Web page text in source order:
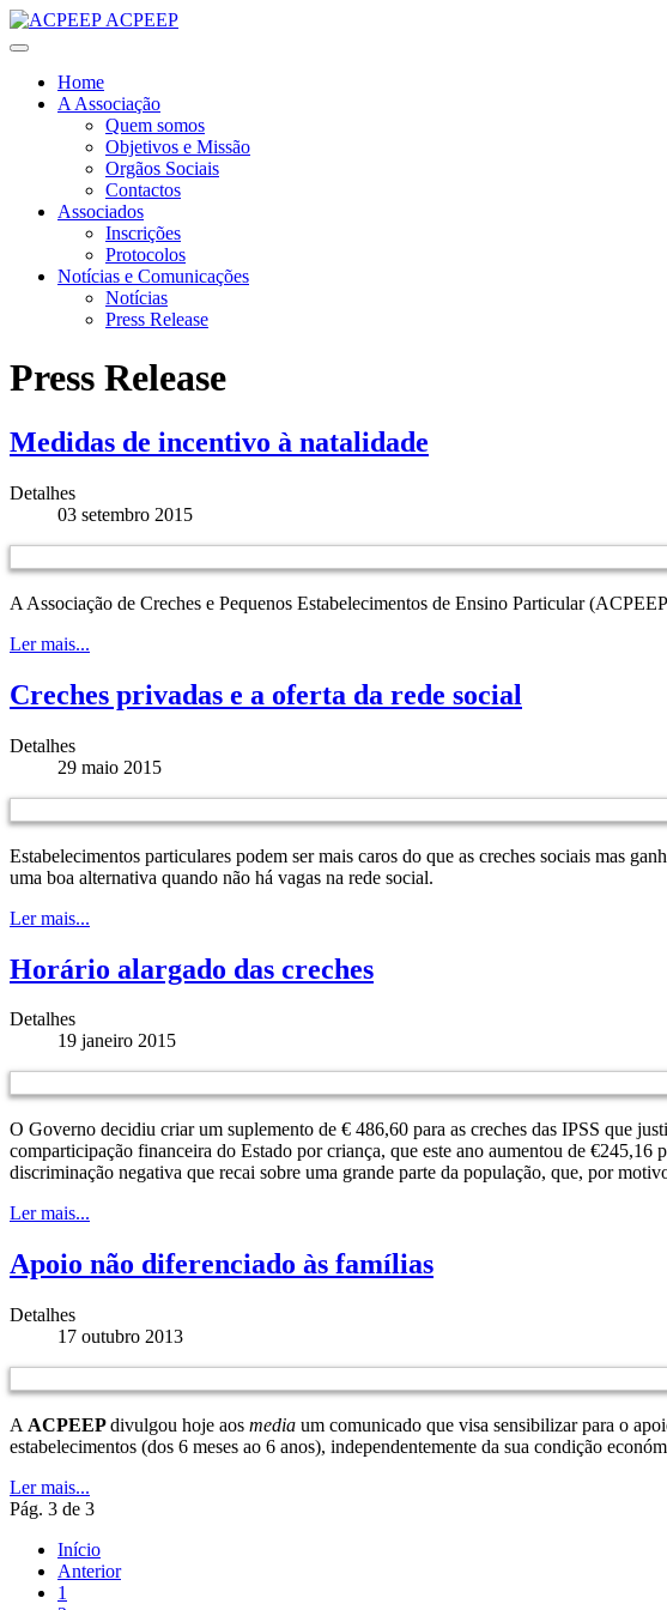
ACPEEP
Home
A Associação
Quem somos
Objetivos e Missão
Orgãos Sociais
Contactos
Associados
Inscrições
Protocolos
Notícias e Comunicações
Notícias
Press Release
Press Release
Medidas de incentivo à natalidade
Detalhes
03 setembro 2015
A Associação de Creches e Pequenos Estabelecimentos de Ensino Particular
Ler mais...
Creches privadas e a oferta da rede social
Detalhes
29 maio 2015
Estabelecimentos particulares podem ser mais caros do que as creches sociais mas
uma boa alternativa quando não há vagas na rede social.
Ler mais...
Horário alargado das creches
Detalhes
19 janeiro 2015
O Governo decidiu criar um suplemento de € 486,60 para as creches das IPSS que
comparticipação financeira do Estado por criança, que este ano aumentou de
discriminação negativa que recai sobre uma grande parte da população, que, por
Ler mais...
Apoio não diferenciado às famílias
Detalhes
17 outubro 2013
A ACPEEPdivulgou hoje aos media um comunicado que visa sensibilizar para o
estabelecimentos (dos 6 meses ao 6 anos), independentemente da sua condição
Ler mais...
Pág. 3 de 3
Início
Anterior
1